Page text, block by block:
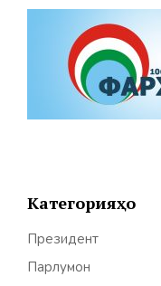
Категорияҳо
Президент
Парлумон